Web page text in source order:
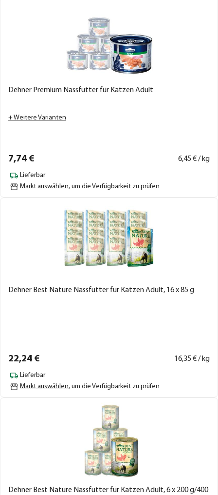
Dehner Premium Nassfutter für Katzen Adult
+ Weitere Varianten
7,74 € 6,45€ / kg
Lieferbar
Markt auswählen, um die Verfügbarkeit zu prüfen
Dehner Best Nature Nassfutter für Katzen Adult, 16 x 85 g
22,24 € 16,35€ / kg
Lieferbar
Markt auswählen, um die Verfügbarkeit zu prüfen
Dehner Best Nature Nassfutter für Katzen Adult, 6 x 200 g/400